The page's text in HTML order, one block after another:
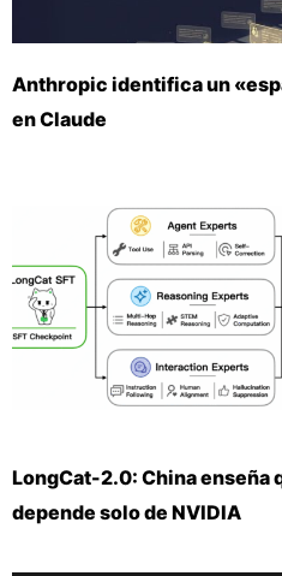
Anthropic identifica un
en Claude
LongCat-2.0: China enseña
depende solo de NVIDIA